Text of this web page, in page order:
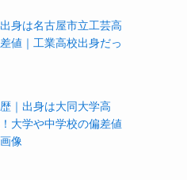
身は名古屋市立工芸高
値｜工業高校出身だっ
｜出身は大同大学高
大学や中学校の偏差値
像